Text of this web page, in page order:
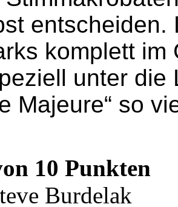
entscheiden.
komplett
unter die
Majeure“ so
10 Punkten
Burdelak